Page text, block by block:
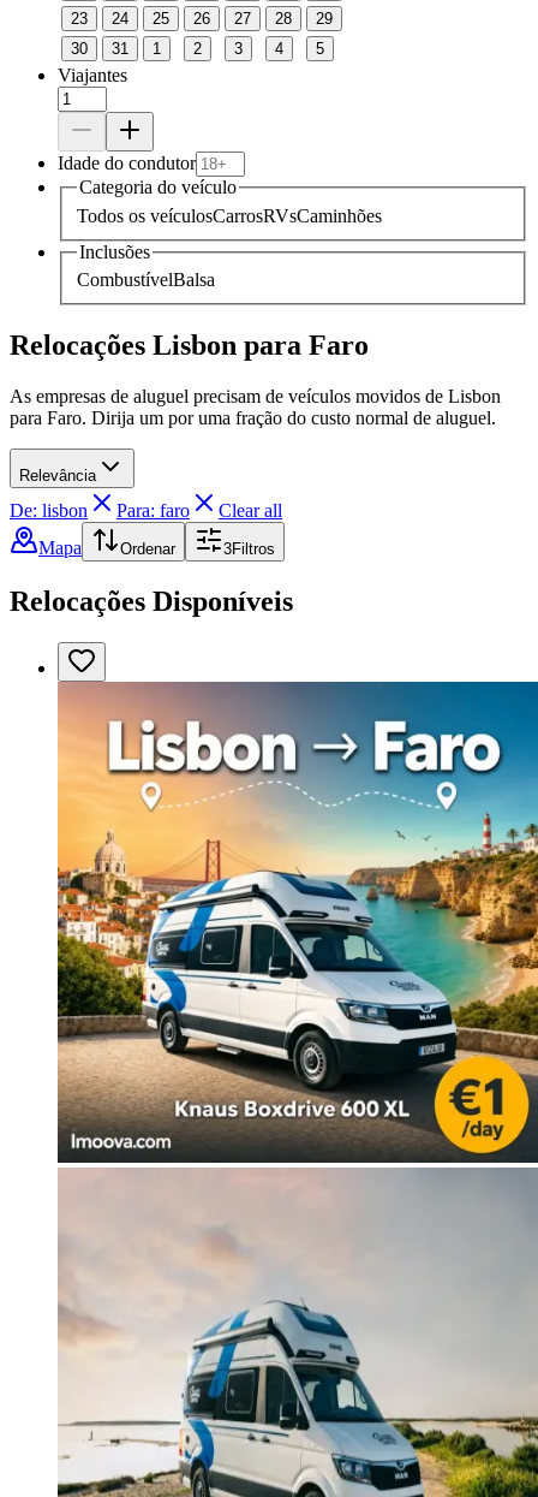
23
24 25 26 27 28
29
30
31 1 2 3 4 5
Viajantes
Idade do condutor
Categoria do veículo
Todos os veículosCarrosRVsCaminhões
Inclusões
CombustívelBalsa
Relocações Lisbon para Faro
As empresas de aluguel precisam de veículos movidos de Lisbon
para Faro. Dirija um por uma fração do custo normal de aluguel.
Relevância
De: lisbon Para: faro
Clear all
Mapa
Ordenar 3Filtros
Relocações Disponíveis